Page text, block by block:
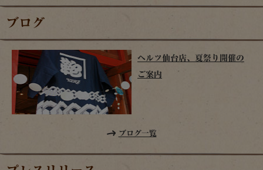
ブログ
ヘルツ仙台店、夏祭り開催の
ご案内
ブログ一覧